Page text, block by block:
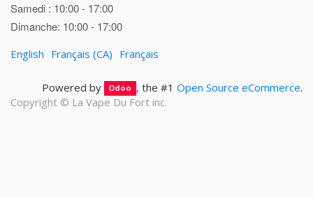
Samedi : 10:00 - 17:00
Dimanche: 10:00 - 17:00
English Français (CA) Français
Powered by Odoo , the #1 Open Source eCommerce.
Copyright © La Vape Du Fort inc.